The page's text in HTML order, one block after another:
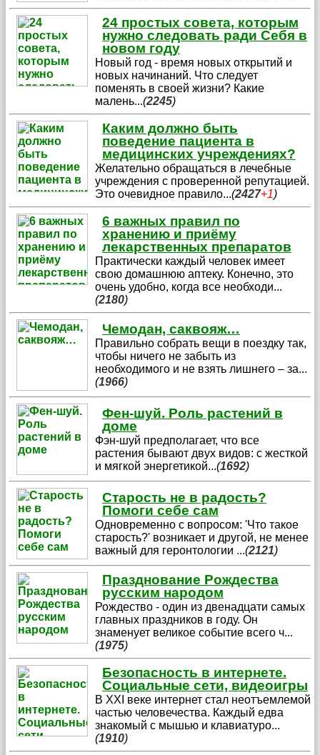
24 простых совета, которым
нужно следовать ради Себя в
новом году
Новый год - время новых открытий и
новых начинаний. Что следует
поменять в своей жизни? Какие
малень...(2245)
Каким должно быть
поведение пациента в
медицинских учреждениях?
Желательно обращаться в лечебные
учреждения с проверенной репутацией.
Это очевидное правило...(2427+1)
6 важных правил по
хранению и приёму
лекарственных препаратов
Практически каждый человек имеет
свою домашнюю аптеку. Конечно, это
очень удобно, когда все необходи...
(2180)
Чемодан, саквояж…
Правильно собрать вещи в поездку так,
чтобы ничего не забыть из
необходимого и не взять лишнего – за...
(1966)
Фен-шуй. Роль растений в
доме
Фэн-шуй предполагает, что все
растения бывают двух видов: с жесткой
и мягкой энергетикой...(1692)
Старость не в радость?
Помоги себе сам
Одновременно с вопросом: 'Что такое
старость?' возникает и другой, не менее
важный для геронтологии ...(2121)
Празднование Рождества
русским народом
Рождество - один из двенадцати самых
главных праздников в году. Он
знаменует великое событие всего ч...
(1975)
Безопасность в интернете.
Социальные сети, видеоигры
В XXI веке интернет стал неотъемлемой
частью человечества. Каждый едва
знакомый с мышью и клавиатуро...
(1910)